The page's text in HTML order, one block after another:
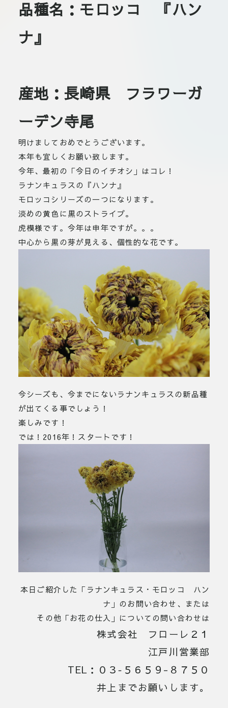
品種名：モロッコ 『ハン
ナ』
産地：長崎県 フラワーガ
ーデン寺尾
明けましておめでとうございます。
本年も宜しくお願い致します。
今年、最初の「今日のイチオシ」はコレ！
ラナンキュラスの『ハンナ』
モロッコシリーズの一つになります。
淡めの黄色に黒のストライプ。
虎模様です。今年は申年ですが。。。
中心から黒の芽が見える、個性的な花です。
今シーズも、今までにないラナンキュラスの新品種
が出てくる事でしょう！
楽しみです！
では！2016年！スタートです！
本日ご紹介した「ラナンキュラス・モロッコ ハン
ナ」のお問い合わせ、または
その他「お花の仕入」についての問い合わせは
株式会社 フローレ２１
江戸川営業部
TEL：０３‐５６５９-８７５０
井上までお願いします。
flore21
official instagram
facebook